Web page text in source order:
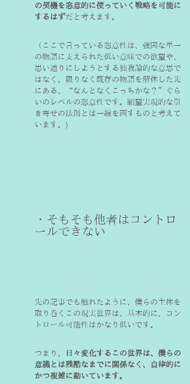
の契機を恣意的に使っていく戦略を可能に
するはずだと考えます。
（ここで言っている恣意性は、強固な単一
の物語に支えられた低い意味での欲望や、
思い通りにしようとする独我論的な意思で
はなく、限りなく既存の物語を解体した先
にある、“なんとなくこっちかな？”ぐら
いのレベルの恣意性です。願望実現的な引
き寄せの法則とは一線を画すものと考えて
います。)
・そもそも他者はコントロ
ールできない
先の記事でも触れたように、僕らの主体を
取り巻くこの現実世界は、基本的に、コン
トロール可能性はかなり低いです。
つまり、
日々変化するこの世界は、僕らの
意識とは残酷なまでに関係なく、自律的に
かつ複雑に動いています。